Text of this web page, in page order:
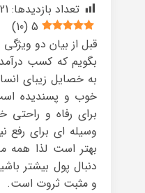
تعداد بازدیدها: 21
5
(
10
)
قبل از بیان دو ویژگی
بگویم که کسب
به خصایل زیبای
خوب و پسندیده
برای رفاه و
وسیله ای برای رفع
بهتر است لذا همه
دنبال پول بیشتر
و مثبت ثروت است.